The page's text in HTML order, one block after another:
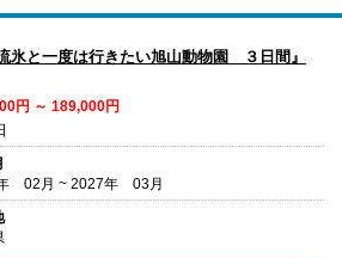
氷と一度は行きたい旭山動物園 ３日間』
円 ～ 189,000円
02月 ~ 2027年 03月